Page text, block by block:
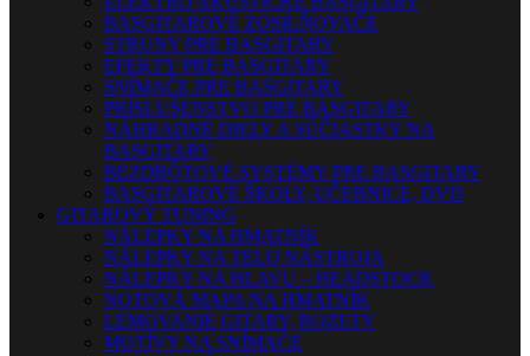
BASGITAROVÉ ZOSILŇOVAČE
STRUNY PRE BASGITARY
EFEKTY PRE BASGITARY
SNÍMAČE PRE BASGITARY
PRÍSLUŠENSTVO PRE BASGITARY
NÁHRADNÉ DIELY A SÚČIASTKY NA
BASGITARY
BEZDRÔTOVÉ SYSTÉMY PRE BASGITARY
BASGITAROVÉ ŠKOLY, UČEBNICE, DVD
GITAROVÝ TUNING
NÁLEPKY NA HMATNÍK
NÁLEPKY NA TELO NÁSTROJA
NÁLEPKY NA HLAVU – HEADSTOCK
NOTOVÁ MAPA NA HMATNÍK
LEMOVANIE GITARY, ROZETY
MOTÍVY NA SNÍMAČE